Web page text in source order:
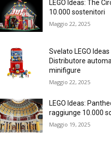
LEGO Ideas: The
10.000 sostenitori
Maggio 22, 2025
Svelato LEGO
Distributore
minifigure
Maggio 22, 2025
LEGO Ideas:
raggiunge 10.000
Maggio 19, 2025